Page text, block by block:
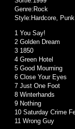
Genre:Rock
Style:Hardcore, Punk
1 You Say!
2 Golden Dream
3 1850
4 Green Hotel
5 Good Mourning
6 Close Your Eyes
7 Just One Foot
8 Winterhands
9 Nothing
10 Saturday Crime
11 Wrong Guy